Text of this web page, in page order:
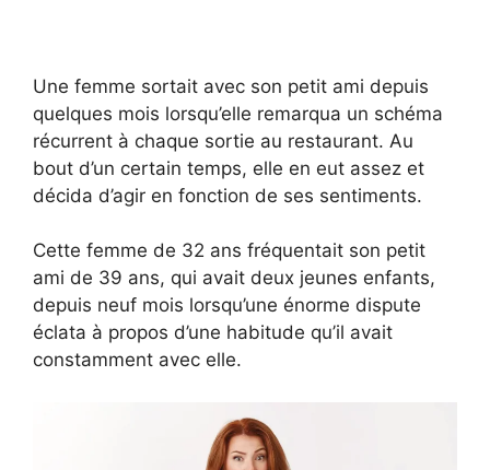
Une femme sortait avec son petit ami depuis
quelques mois lorsqu’elle remarqua un schéma
récurrent à chaque sortie au restaurant. Au
bout d’un certain temps, elle en eut assez et
décida d’agir en fonction de ses sentiments.
Cette femme de 32 ans fréquentait son petit
ami de 39 ans, qui avait deux jeunes enfants,
depuis neuf mois lorsqu’une énorme dispute
éclata à propos d’une habitude qu’il avait
constamment avec elle.